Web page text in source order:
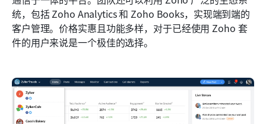
统，包括 Zoho Analytics 和 Zoho Books，实现端到端的
客户管理。价格实惠且功能多样，对于已经使用 Zoho 套
件的用户来说是一个极佳的选择。